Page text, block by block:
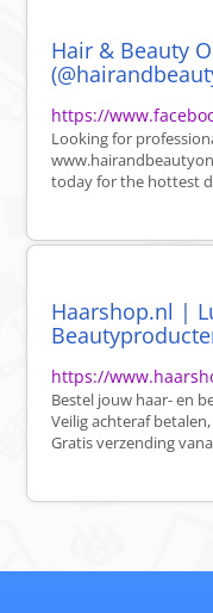
Hair & Beauty
https://
Looking for
today for the hottest
Haarshop.nl |
https://
Bestel jouw haar- en
Veilig achteraf
Gratis verzending